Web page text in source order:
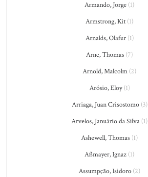
Armando, Jorge (1)
Armstrong, Kit (1)
Arnalds, Olafur(1)
Arne, Thomas (7)
Arnold, Malcolm (2)
Arósio, Eloy(1)
Arriaga, Juan Crisostomo(3)
Arvelos, Januário da Silva (1)
Ashewell, Thomas (1)
Aßmayer, Ignaz (1)
Assumpção, Isidoro (2)